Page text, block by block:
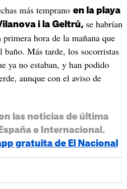
más temprano en la playa
i la Geltrú, se habrían
hora de la mañana que
Más tarde, los socorristas
ya no estaban, y han podido
aunque con el aviso de
las noticias de última
e Internacional.
gratuita de El Nacional